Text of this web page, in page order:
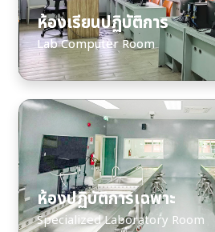
ห้องเรียนปฏิบัติการ
Lab Computer Room
ห้องปฏิบัติการเฉพาะ
Specialized Laboratory Room